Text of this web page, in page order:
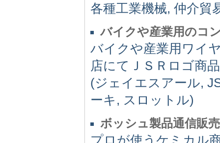
各種工業機械, 仲介貿
バイクや産業用のコ
バイクや産業用ワイ
店にてＪＳＲロゴ商
(ジェイエスアール,
ーキ, スロットル)
ボッシュ製品通信販売
プロが使うケミカル